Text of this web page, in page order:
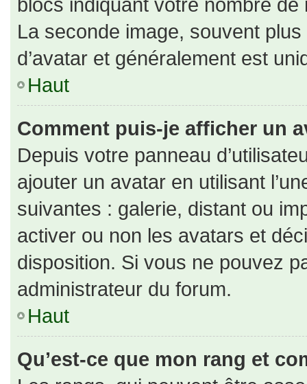
La seconde image, souvent
d’avatar et généralement est
Haut
Comment puis-je afficher un
Depuis votre panneau
ajouter un avatar en utilisant
suivantes : galerie, distant ou
activer ou non les avatars et
disposition. Si vous ne pouvez
administrateur du forum.
Haut
Qu’est-ce que mon rang et